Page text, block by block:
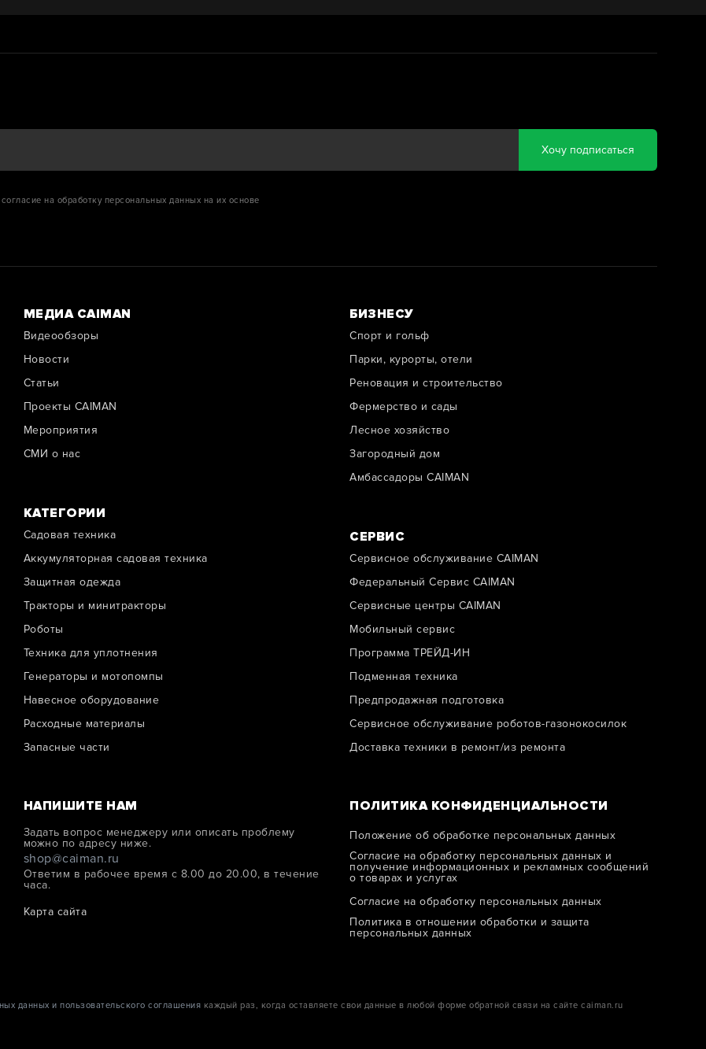
Хочу подписаться
на обработку персональных данных на их основе
МЕДИА CAIMAN
Видеообзоры
Новости
Cтатьи
Проекты CAIMAN
Мероприятия
СМИ о нас
КАТЕГОРИИ
Садовая техника
Аккумуляторная садовая техника
Защитная одежда
Тракторы и минитракторы
Роботы
Техника для уплотнения
Генераторы и мотопомпы
Навесное оборудование
Расходные материалы
Запасные части
БИЗНЕСУ
Спорт и гольф
Парки, курорты, отели
Реновация и строительство
Фермерство и сады
Лесное хозяйство
Загородный дом
Амбассадоры CAIMAN
СЕРВИС
Сервисное обслуживание CAIMAN
Федеральный Сервис CAIMAN
Сервисные центры CAIMAN
Мобильный сервис
Программа ТРЕЙД-ИН
Подменная техника
Предпродажная подготовка
Сервисное обслуживание роботов-газонокосилок
Доставка техники в ремонт/из ремонта
НАПИШИТЕ НАМ
Задать вопрос менеджеру или описать проблему
можно по адресу ниже.
shop@caiman.ru
Ответим в рабочее время с 8.00 до 20.00, в течение
часа.
Карта сайта
ПОЛИТИКА КОНФИДЕНЦИАЛЬНОСТИ
Положение об обработке персональных данных
Согласие на обработку персональных данных и
получение информационных и рекламных сообщений
о товарах и услугах
Согласие на обработку персональных данных
Политика в отношении обработки и защитa
персональных данных
данных и пользовательского соглашения каждый раз, когда оставляете свои данные в любой форме обратной связи на сайте caiman.ru